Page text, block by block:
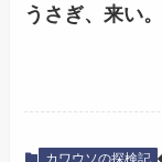
うさぎ、来い。